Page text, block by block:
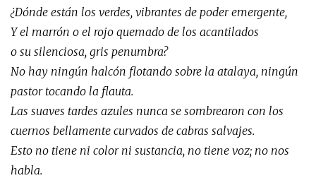
¿Dónde están los verdes, vibrantes de poder emergente,
Y el marrón o el rojo quemado de los acantilados
o su silenciosa, gris penumbra?
No hay ningún halcón flotando sobre la atalaya, ningún
pastor tocando la flauta.
Las suaves tardes azules nunca se sombrearon con los
cuernos bellamente curvados de cabras salvajes.
Esto no tiene ni color ni sustancia, no tiene voz; no nos
habla.